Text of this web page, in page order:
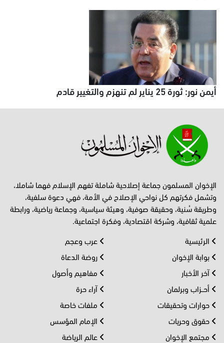
أيمن نور: ثورة 25 يناير لم تنهزم والتغيير قادم
الإخوان المسلمون جماعة إصلاحية شاملة تفهم الإسلام فهما شاملا،
وتشمل فكرتهم كل نواحي الإصلاح في الأمة، فهي دعوة سلفية،
وطريقة سُنية، وحقيقة صوفية، وهيئة سياسية، وجماعة رياضية، ورابطة
علمية ثقافية، وشركة اقتصادية، وفكرة اجتماعية.
الرئيسية
بوابة الإخوان
آخر الأخبار
أحــزاب وبرلمان
حوارات وتحقيقات
حقوق وحريات
مجتمع الإخوان
عرب وعجم
روضة الدعاة
مفاهيم وأصول
آراء حرة
ملفات خاصة
الإمام المؤسس
عالم الرياضة